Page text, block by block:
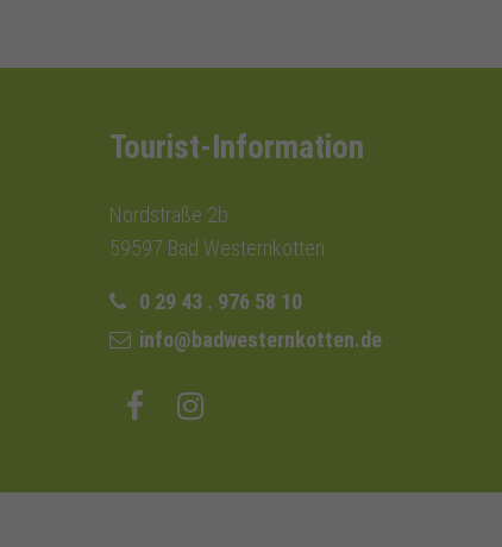
Tourist-Information
Nordstraße 2b
59597 Bad Westernkotten
0 29 43 . 976 58 10
info@badwesternkotten.de